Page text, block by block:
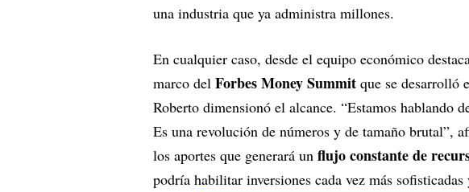
una industria que ya administra millones.
En cualquier caso, desde el equipo económico
marco del Forbes Money Summit que se desarrolló
Roberto dimensionó el alcance. “Estamos hablando
Es una revolución de números y de tamaño brutal”,
los aportes que generará un flujo constante de
podría habilitar inversiones cada vez más